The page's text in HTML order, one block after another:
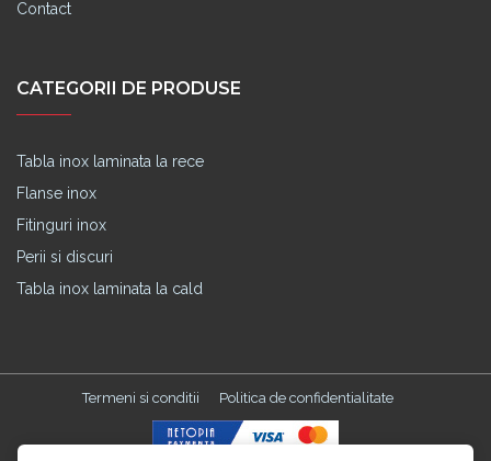
Contact
CATEGORII DE PRODUSE
Tabla inox laminata la rece
Flanse inox
Fitinguri inox
Perii si discuri
Tabla inox laminata la cald
Termeni si conditii Politica de confidentialitate